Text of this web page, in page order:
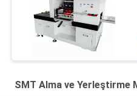
SMT Alma ve Yerleştirme